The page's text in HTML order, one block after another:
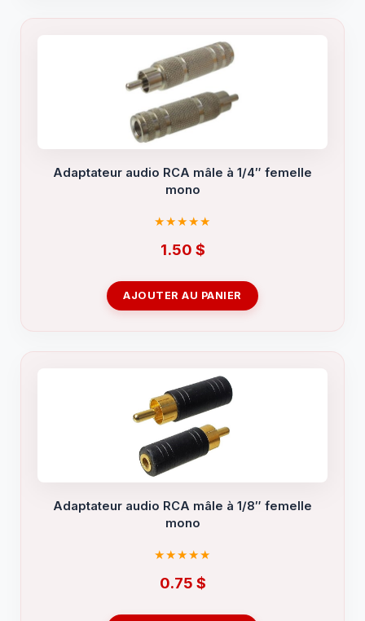
Adaptateur audio RCA mâle à 1/4″ femelle
mono
1.50 $
AJOUTER AU PANIER
Adaptateur audio RCA mâle à 1/8″ femelle
mono
0.75 $